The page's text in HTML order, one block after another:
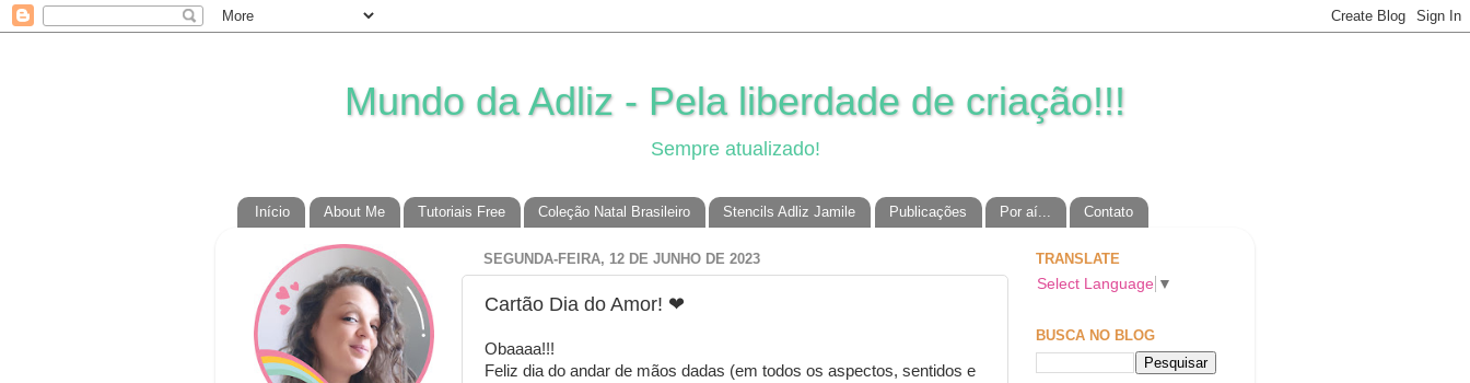
Mundo da Adliz - Pela liberdade de criação!!!
Sempre atualizado!
Início About Me Tutoriais Free Coleção Natal Brasileiro Stencils Adliz Jamile Publicações Por aí... Contato
SEGUNDA-FEIRA, 12 DE JUNHO DE 2023
Cartão Dia do Amor! ❤
Obaaaa!!!
Feliz dia do andar de mãos dadas (em todos os aspectos, sentidos e
TRANSLATE
Select Language ▼
BUSCA NO BLOG